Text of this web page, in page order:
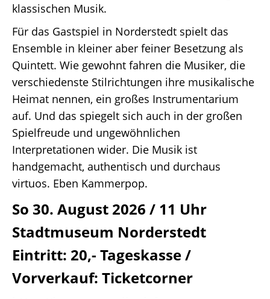
klassischen Musik.
Für das Gastspiel in Norderstedt spielt das
Ensemble in kleiner aber feiner Besetzung als
Quintett. Wie gewohnt fahren die Musiker, die
verschiedenste Stilrichtungen ihre musikalische
Heimat nennen, ein großes Instrumentarium
auf. Und das spiegelt sich auch in der großen
Spielfreude und ungewöhnlichen
Interpretationen wider. Die Musik ist
handgemacht, authentisch und durchaus
virtuos. Eben Kammerpop.
So 30. August 2026 / 11 Uhr
Stadtmuseum Norderstedt
Eintritt: 20,- Tageskasse /
Vorverkauf: Ticketcorner